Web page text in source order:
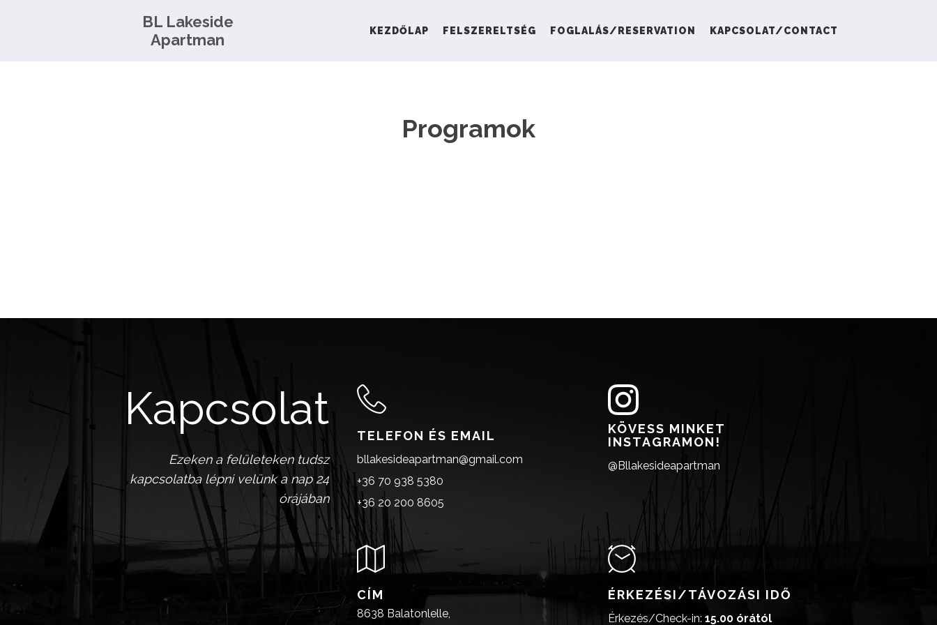
BL Lakeside
Apartman
KEZDŐLAP FELSZERELTSÉG FOGLALÁS/RESERVATION KAPCSOLAT/CONTACT
Programok
Kapcsolat
Ezeken a felületeken tudsz
kapcsolatba lépni velünk a nap 24
órájában
TELEFON ÉS EMAIL
bllakesideapartman@gmail.com
+36 70 938 5380
+36 20 200 8605
KÖVESS MINKET
INSTAGRAMON!
@Bllakesideapartman
CÍM
8638 Balatonlelle,
ÉRKEZÉSI/TÁVOZÁSI IDŐ
Érkezés/Check-in: 15.00 órától